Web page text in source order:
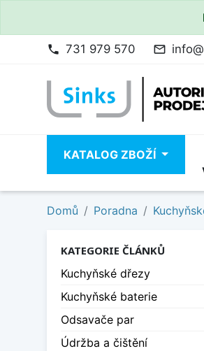
phone 731 979 570 mail_outline
KATALOG ZBOŽÍ
Domů Poradna
KATEGORIE ČLÁNKŮ
Kuchyňské dřezy
Kuchyňské baterie
Odsavače par
Údržba a čištění